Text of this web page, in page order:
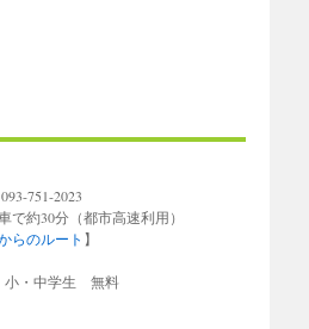
751-2023
約30分（都市高速利用）
らのルート 】
中学生 無料